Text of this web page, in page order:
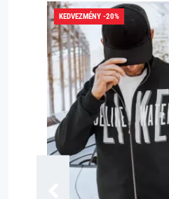
KEDVEZMÉNY -20%